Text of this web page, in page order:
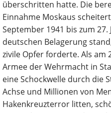
überschritten hatte. Die
Einnahme Moskaus
September 1941 bis zum 27.
deutschen Belagerung
zivile Opfer forderte. Als am
Armee der Wehrmacht in
eine Schockwelle durch die
Achse und Millionen von
Hakenkreuzterror litten,